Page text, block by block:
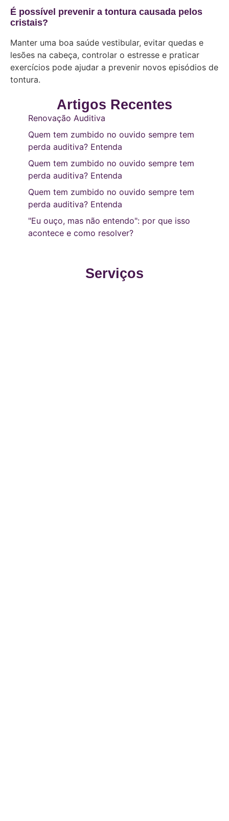
É possível prevenir a tontura causada pelos
cristais?
Manter uma boa saúde vestibular, evitar quedas e
lesões na cabeça, controlar o estresse e praticar
exercícios pode ajudar a prevenir novos episódios de
tontura.
Artigos Recentes
Renovação Auditiva
Quem tem zumbido no ouvido sempre tem
perda auditiva? Entenda
Quem tem zumbido no ouvido sempre tem
perda auditiva? Entenda
Quem tem zumbido no ouvido sempre tem
perda auditiva? Entenda
"Eu ouço, mas não entendo": por que isso
acontece e como resolver?
Serviços